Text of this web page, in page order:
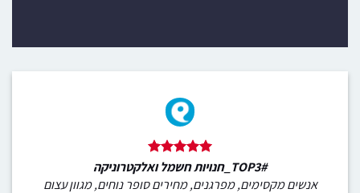
#TOP3_חנויות חשמל ואלקטרוניקה
אנשים מקסימים, מפרגנים, מחירים סופר נוחים, מגוון עצום